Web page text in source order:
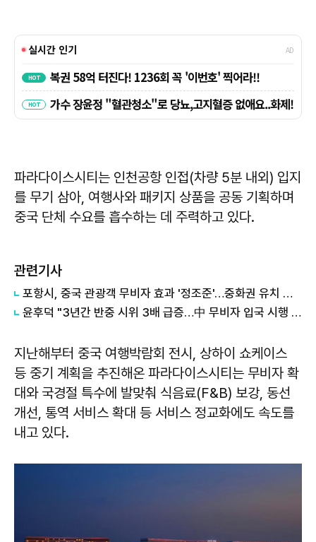
파라다이스시티는 인천공항 인접(차량 5분 내외) 입지
를 무기 삼아, 여행사와 패키지 상품을 공동 기획하며
중국 단체 수요를 흡수하는 데 주력하고 있다.
관련기사
포항시, 중국 관광객 무비자 효과 '정조준'…중화권 유치 확대 총력
윤후덕 "3년간 반중 시위 3배 급증…中 무비자 입국 시행 속 경제 회복 훼손 우려"
지난해부터 중국 여행박람회 전시, 상하이 쇼케이스
등 중기 계획을 추진해온 파라다이스시티는 무비자 확
대와 국경절 특수에 발맞춰 식음료(F&B) 보강, 동선
개선, 통역 서비스 확대 등 서비스 정교화에도 속도를
내고 있다.